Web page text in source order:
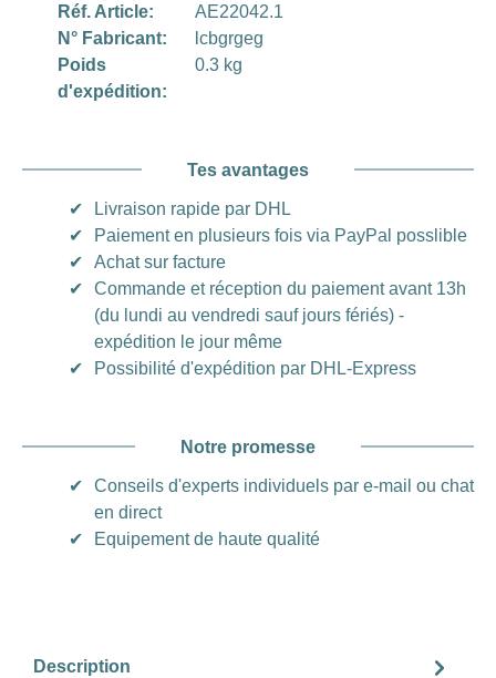
Réf. Article:
AE22042.1
N° Fabricant:
lcbgrgeg
Poids
d'expédition:
0.3 kg
Tes avantages
✔
Livraison rapide par DHL
✔
Paiement en plusieurs fois via PayPal posslible
✔
Achat sur facture
✔
Commande et réception du paiement avant 13h
(du lundi au vendredi sauf jours fériés) -
expédition le jour même
✔
Possibilité d'expédition par DHL-Express
Notre promesse
✔
Conseils d'experts individuels par e-mail ou chat
en direct
✔
Equipement de haute qualité
Description